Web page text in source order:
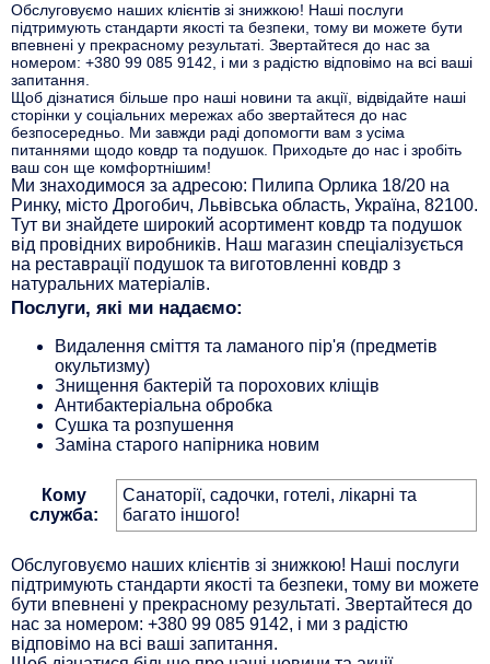
Обслуговуємо наших клієнтів зі знижкою! Наші послуги
підтримують стандарти якості та безпеки, тому ви можете бути
впевнені у прекрасному результаті. Звертайтеся до нас за
номером: +380 99 085 9142, і ми з радістю відповімо на всі ваші
запитання.
Щоб дізнатися більше про наші новини та акції, відвідайте наші
сторінки у соціальних мережах або звертайтеся до нас
безпосередньо. Ми завжди раді допомогти вам з усіма
питаннями щодо ковдр та подушок. Приходьте до нас і зробіть
ваш сон ще комфортнішим!
Ми знаходимося за адресою: Пилипа Орлика 18/20 на
Ринку, місто Дрогобич, Львівська область, Україна, 82100.
Тут ви знайдете широкий асортимент ковдр та подушок
від провідних виробників. Наш магазин спеціалізується
на реставрації подушок та виготовленні ковдр з
натуральних матеріалів.
Послуги, які ми надаємо:
Видалення сміття та ламаного пір'я (предметів
окультизму)
Знищення бактерій та порохових кліщів
Антибактеріальна обробка
Сушка та розпушення
Заміна старого напірника новим
Кому
служба:
Санаторії, садочки, готелі, лікарні та
багато іншого!
Обслуговуємо наших клієнтів зі знижкою! Наші послуги
підтримують стандарти якості та безпеки, тому ви можете
бути впевнені у прекрасному результаті. Звертайтеся до
нас за номером: +380 99 085 9142, і ми з радістю
відповімо на всі ваші запитання.